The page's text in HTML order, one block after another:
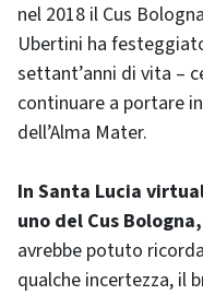
nel 2018 il Cus
Ubertini ha
settant’anni di vita –
continuare a portare
dell’Alma Mater.
In Santa Lucia
uno del Cus
avrebbe potuto
qualche incertezza, il